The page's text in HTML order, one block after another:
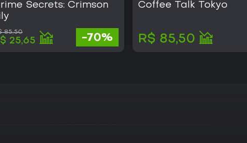
Secrets: Crimson
85,50
25,65 -70%
Coffee Talk Tokyo
R$ 85,50